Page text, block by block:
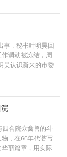
一个机会，大道
怀天地，志存高
得《官道无疆》
博里的朋友推荐
事，秘书叶明昊回
调动被冻结，周
昊认识新来的市委
山高人为峰，且
合院众禽兽的斗
，在60年代谱写
丽篇章，用实际